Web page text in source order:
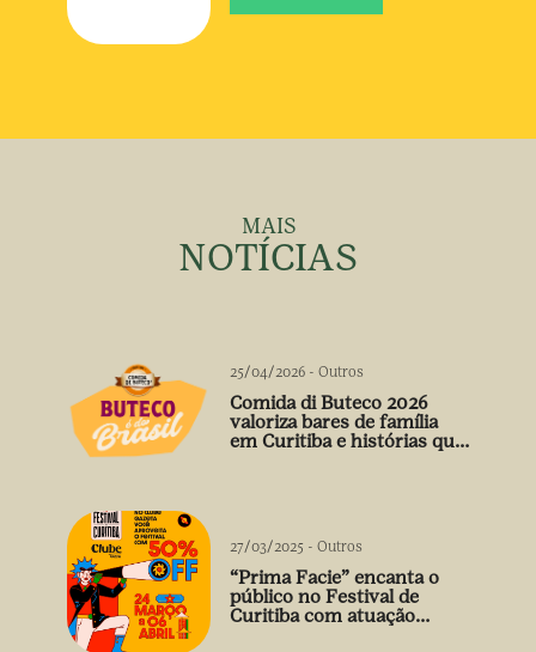
MAIS
NOTÍCIAS
25/04/2026 - Outros
Comida di Buteco 2026
valoriza bares de família
em Curitiba e histórias que
27/03/2025 - Outros
“Prima Facie” encanta o
público no Festival de
Curitiba com atuação